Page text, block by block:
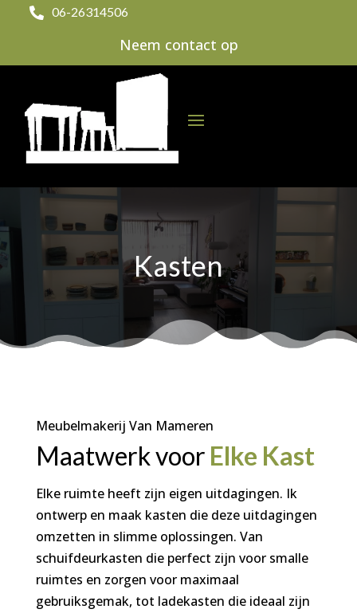
 06-26314506
Neem contact op
Kasten
Meubelmakerij Van Mameren
Maatwerk voor Elke Kast
Elke ruimte heeft zijn eigen uitdagingen. Ik
ontwerp en maak kasten die deze uitdagingen
omzetten in slimme oplossingen. Van
schuifdeurkasten die perfect zijn voor smalle
ruimtes en zorgen voor maximaal
gebruiksgemak, tot ladekasten die ideaal zijn